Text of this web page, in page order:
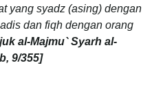
yang syadz (asing) dengan
dan fiqh dengan orang
al-Majmu` Syarh al-
9/355]